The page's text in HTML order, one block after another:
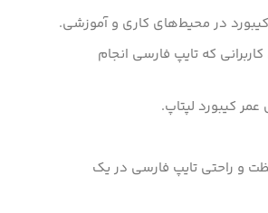
در محیط‌های کاری و آموزشی.
که تایپ فارسی انجام
کیبورد لپتاپ.
و راحتی تایپ فارسی در یک